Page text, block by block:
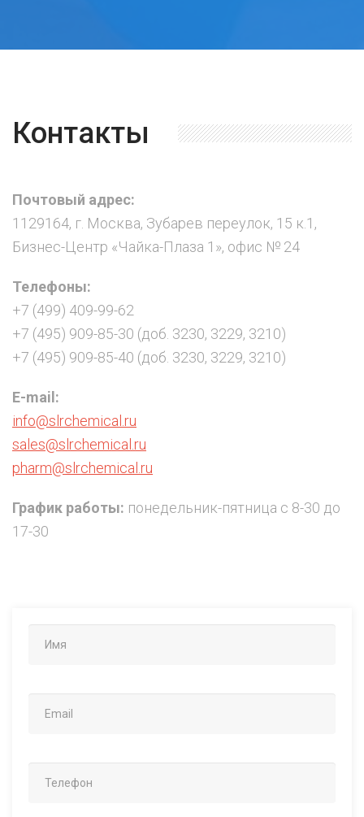
Контакты
Почтовый адрес:
1129164, г. Москва, Зубарев переулок, 15 к.1,
Бизнес-Центр «Чайка-Плаза 1», офис № 24
Телефоны:
+7 (499) 409-99-62
+7 (495) 909-85-30 (доб. 3230, 3229, 3210)
+7 (495) 909-85-40 (доб. 3230, 3229, 3210)
E-mail:
info@slrchemical.ru
sales@slrchemical.ru
pharm@slrchemical.ru
График работы: понедельник-пятница с 8-30 до
17-30